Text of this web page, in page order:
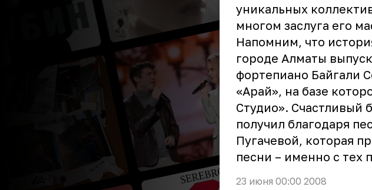
уникальных
многом заслуга его
Напомним, что
городе Алматы
фортепиано Байгали
«Арай», на базе
Студио». Счастливый
получил благодаря
Пугачевой , которая
песни – именно с тех
23 июня 00:00 2008